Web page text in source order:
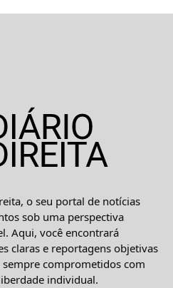
o seu portal de notícias
sob uma perspectiva
Aqui, você encontrará
claras e reportagens objetivas
comprometidos com
individual.